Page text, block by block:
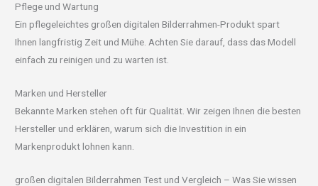
Pflege und Wartung
Ein pflegeleichtes großen digitalen Bilderrahmen-Produkt spart
Ihnen langfristig Zeit und Mühe. Achten Sie darauf, dass das Modell
einfach zu reinigen und zu warten ist.
Marken und Hersteller
Bekannte Marken stehen oft für Qualität. Wir zeigen Ihnen die besten
Hersteller und erklären, warum sich die Investition in ein
Markenprodukt lohnen kann.
großen digitalen Bilderrahmen Test und Vergleich – Was Sie wissen